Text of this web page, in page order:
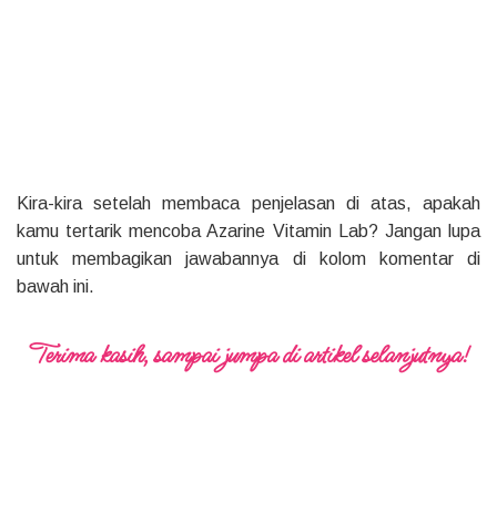
Kira-kira setelah membaca penjelasan di atas, apakah
kamu tertarik mencoba Azarine Vitamin Lab? Jangan lupa
untuk membagikan jawabannya di kolom komentar di
bawah ini.
Terima kasih, sampai jumpa di artikel selanjutnya!